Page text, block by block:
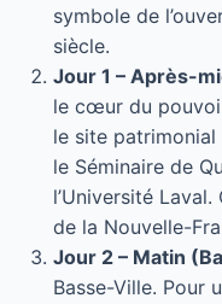
symbole de
siècle.
Jour 1 – Après-
le cœur du
le site
le Séminaire de
l’Université Laval.
de la Nouvelle-
Jour 2 – Matin
Basse-Ville. Pour